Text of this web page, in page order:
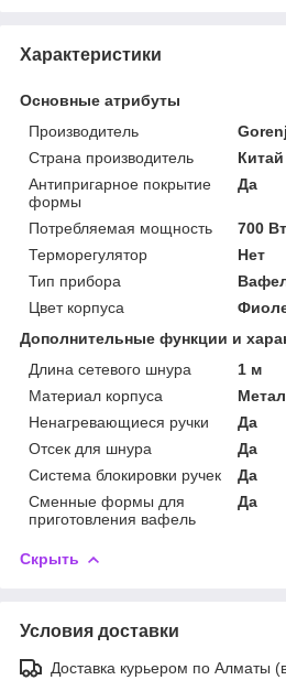
Характеристики
Основные атрибуты
Производитель
Страна производитель
Китай
Антипригарное покрытие
формы
Да
Потребляемая мощность
700 Вт
Терморегулятор
Нет
Тип прибора
Цвет корпуса
Дополнительные функции и
Длина сетевого шнура
1 м
Материал корпуса
Ненагревающиеся ручки
Да
Отсек для шнура
Да
Система блокировки ручек
Да
Сменные формы для
приготовления вафель
Да
Скрыть
Условия доставки
Доставка курьером по Алматы